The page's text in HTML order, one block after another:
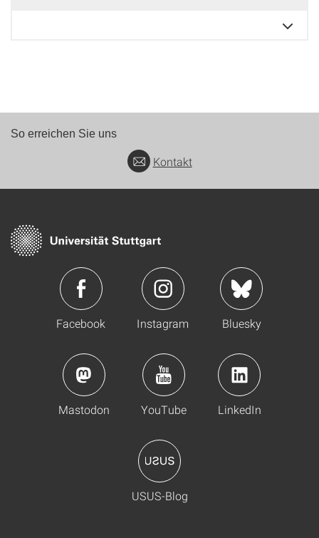
So erreichen Sie uns
Kontakt
Facebook Instagram Bluesky
Mastodon YouTube LinkedIn
USUS-Blog